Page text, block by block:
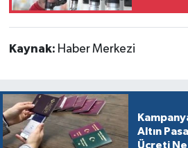
Kaynak: Haber Merkezi
Altın
Ücreti